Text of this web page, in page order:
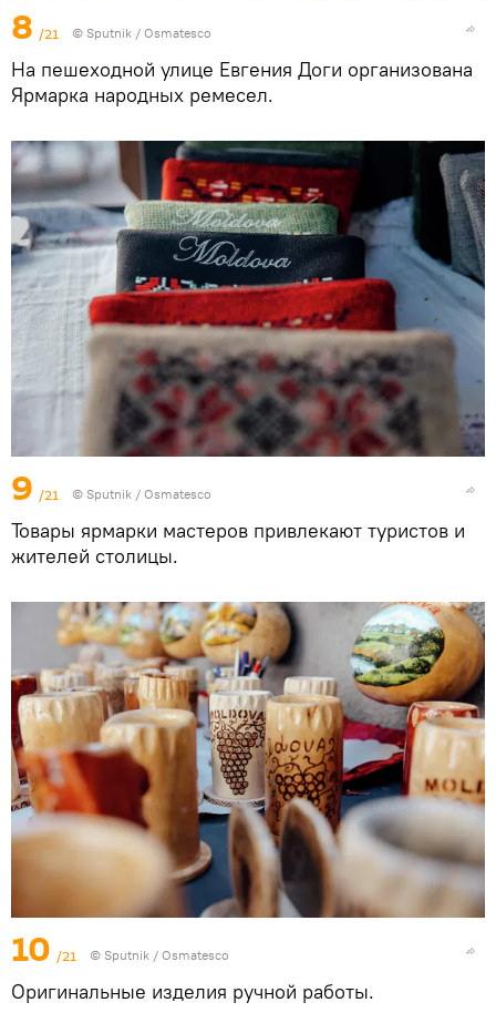
8 /21 © Sputnik / Osmatesco
На пешеходной улице Евгения Доги организована
Ярмарка народных ремесел.
9 /21 © Sputnik / Osmatesco
Товары ярмарки мастеров привлекают туристов и
жителей столицы.
10 /21 © Sputnik / Osmatesco
Оригинальные изделия ручной работы.